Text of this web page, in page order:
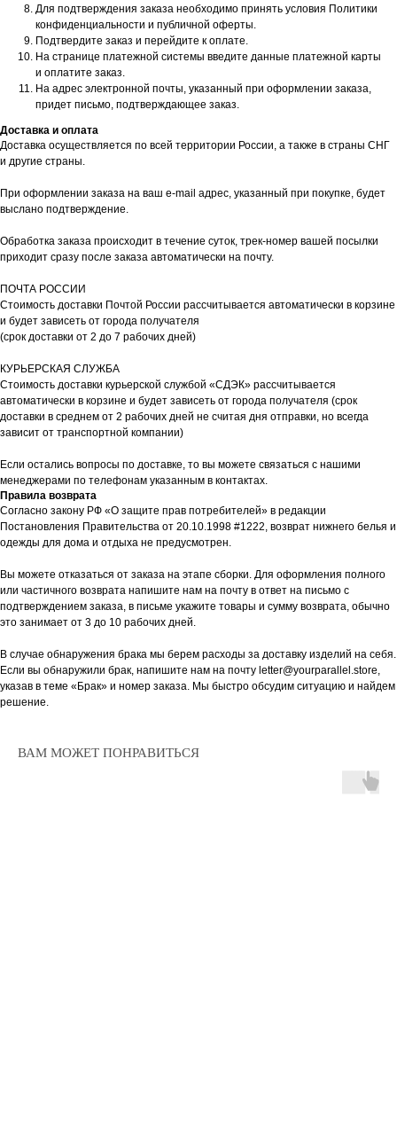
Для подтверждения заказа необходимо принять условия Политики
конфиденциальности и публичной оферты.
Подтвердите заказ и перейдите к оплате.
На странице платежной системы введите данные платежной карты
и оплатите заказ.
На адрес электронной почты, указанный при оформлении заказа,
придет письмо, подтверждающее заказ.
Доставка и оплата
Доставка осуществляется по всей территории России, а также в страны СНГ
и другие страны.
При оформлении заказа на ваш e-mail адрес, указанный при покупке, будет
выслано подтверждение.
Обработка заказа происходит в течение суток, трек-номер вашей посылки
приходит сразу после заказа автоматически на почту.
ПОЧТА РОССИИ
Стоимость доставки Почтой России рассчитывается автоматически в корзине
и будет зависеть от города получателя
(срок доставки от 2 до 7 рабочих дней)
КУРЬЕРСКАЯ СЛУЖБА
Стоимость доставки курьерской службой «СДЭК» рассчитывается
автоматически в корзине и будет зависеть от города получателя (срок
доставки в среднем от 2 рабочих дней не считая дня отправки, но всегда
зависит от транспортной компании)
Если остались вопросы по доставке, то вы можете связаться с нашими
менеджерами по телефонам указанным в контактах.
Правила возврата
Согласно закону РФ «О защите прав потребителей» в редакции
Постановления Правительства от 20.10.1998 #1222, возврат нижнего белья и
одежды для дома и отдыха не предусмотрен.
Вы можете отказаться от заказа на этапе сборки. Для оформления полного
или частичного возврата напишите нам на почту в ответ на письмо с
подтверждением заказа, в письме укажите товары и сумму возврата, обычно
это занимает от 3 до 10 рабочих дней.
В случае обнаружения брака мы берем расходы за доставку изделий на себя.
Если вы обнаружили брак, напишите нам на почту letter@yourparallel.store,
указав в теме «Брак» и номер заказа. Мы быстро обсудим ситуацию и найдем
решение.
ВАМ МОЖЕТ ПОНРАВИТЬСЯ